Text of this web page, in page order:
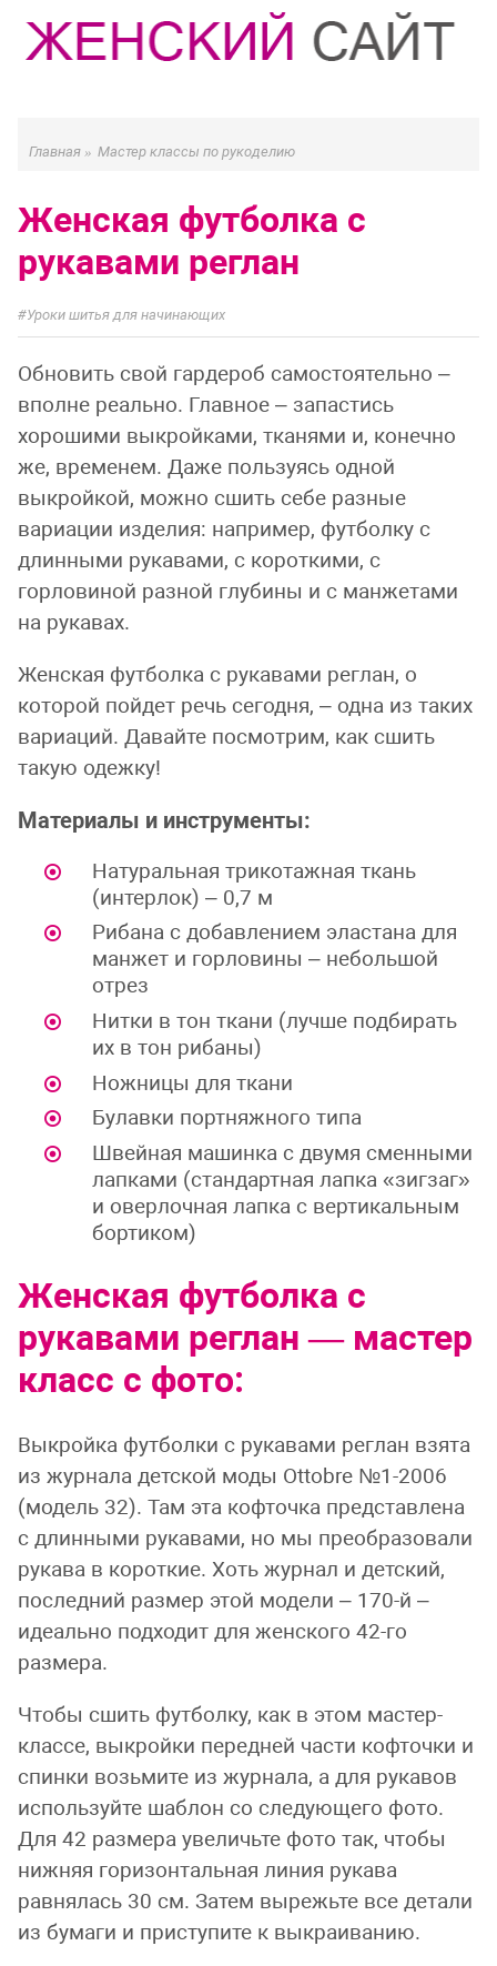
Главная » Мастер классы по рукоделию
Женская футболка с
рукавами реглан
Уроки шитья для начинающих
Обновить свой гардероб самостоятельно –
вполне реально. Главное – запастись
хорошими выкройками, тканями и, конечно
же, временем. Даже пользуясь одной
выкройкой, можно сшить себе разные
вариации изделия: например, футболку с
длинными рукавами, с короткими, с
горловиной разной глубины и с манжетами
на рукавах.
Женская футболка с рукавами реглан, о
которой пойдет речь сегодня, – одна из таких
вариаций. Давайте посмотрим, как сшить
такую одежку!
Материалы и инструменты:
Натуральная трикотажная ткань
(интерлок) – 0,7 м
Рибана с добавлением эластана для
манжет и горловины – небольшой
отрез
Нитки в тон ткани (лучше подбирать
их в тон рибаны)
Ножницы для ткани
Булавки портняжного типа
Швейная машинка с двумя сменными
лапками (стандартная лапка «зигзаг»
и оверлочная лапка с вертикальным
бортиком)
Женская футболка с
рукавами реглан — мастер
класс с фото:
Выкройка футболки с рукавами реглан взята
из журнала детской моды Ottobre №1-2006
(модель 32). Там эта кофточка представлена
с длинными рукавами, но мы преобразовали
рукава в короткие. Хоть журнал и детский,
последний размер этой модели – 170-й –
идеально подходит для женского 42-го
размера.
Чтобы сшить футболку, как в этом мастер-
классе, выкройки передней части кофточки и
спинки возьмите из журнала, а для рукавов
используйте шаблон со следующего фото.
Для 42 размера увеличьте фото так, чтобы
нижняя горизонтальная линия рукава
равнялась 30 см. Затем вырежьте все детали
из бумаги и приступите к выкраиванию.